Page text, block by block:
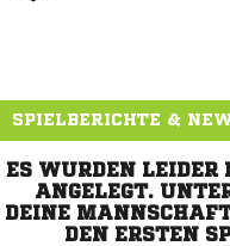
SPIELBERICHTE &
ES WURDEN LEIDER
ANGELEGT.
DEINE
DEN ERSTEN